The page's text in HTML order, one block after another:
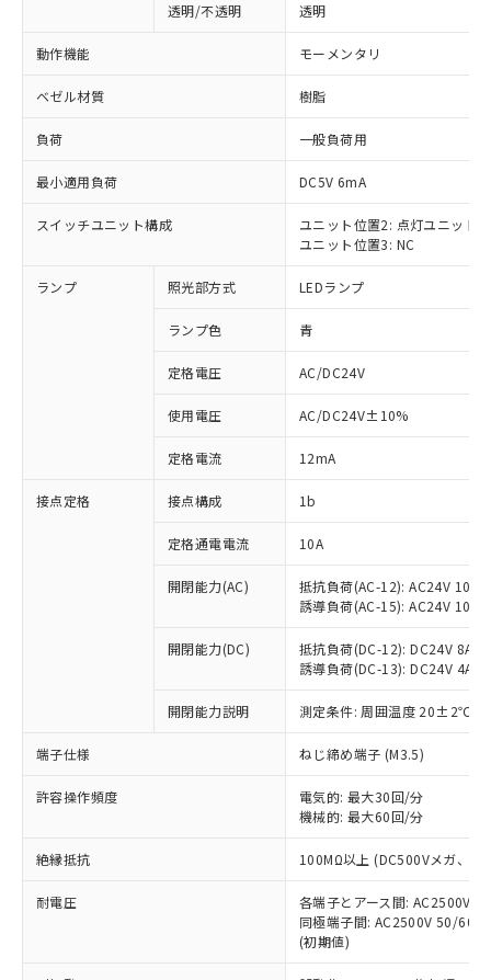
透明/不透明 透明
動作機能 モーメンタリ
ベゼル材質 樹脂
負荷 一般負荷用
最小適用負荷 DC5V 6mA
スイッチユニット構成
ユニット位置2: 点灯ユニット
ユニット位置3: NC
ランプ 照光部方式 LEDランプ
ランプ色 青
定格電圧 AC/DC24V
使用電圧 AC/DC24V±10%
定格電流 12mA
接点定格 接点構成 1b
定格通電電流 10A
開閉能力(AC)
抵抗負荷(AC-12): AC24V 10A/
誘導負荷(AC-15): AC24V
開閉能力(DC)
抵抗負荷(DC-12): DC24V 8A/
誘導負荷(DC-13): DC24V 4A/
開閉能力説明 測定条件: 周囲温度 20±2℃、
端子仕様 ねじ締め端子 (M3.5)
許容操作頻度
電気的: 最大30回/分
機械的: 最大60回/分
絶縁抵抗 100MΩ以上 (DC500Vメガ、点
耐電圧
各端子とアース間: AC2500V
同極端子間: AC2500V 50/
(初期値)
ご利用条件
以下の条件をお読みいただき、同意のうえ
ご利用ください。
本サービスは、当社制御機器事業取扱
商品の当社在庫状況および標準価格
(税抜)を提供させていただくもので
当社制御機器事業取扱商品の中には、
本サービスの対象外となる商品もある
ことをご了承ください。
在庫状況および標準価格照会結果は、
記載している更新日時点での社内デー
タに基づき作成されるものであり、閲
覧された時点での実際の在庫および標
準価格とは異なる場合があることをご
※1 対応状況
対応済み：EU RoHS指令（10物質）の
非含有に対応した製品が提供可能な商品で
対応予定：EU RoHS指令（10物質）の非含
有に対応した製品に切り替える予定のある
対応予定なし：EU RoHS指令（10物質）の
非含有に非対応の商品で、対応品を出す予
定はありません。
調査・確認中：EU RoHS指令（10物質）の
非含有の対応状況を調査中または確認中の
非該当品：ライセンス料など無形物で、有
害物質有無と関係のない商品です。
仕入先様の事情により、非含有部品として
いたものが、含有品と判明した場合などや
むを得ず変更することがあります。
鉛(Pb) 1000ppm以下、 水銀(Hg) 1000ppm以下、 カド
六価クロム(Cr(Ⅵ)) 1000ppm以下、ポリ臭化ビフェニル
類(PBB) 1000ppm以下、ポリ臭化ジフェニルエーテル類
(PBDE) 1000ppm以下、フタル酸ビス(2-エチルヘキシ
※1 中国RoHS○×表
「○」：最大均質材料含有率が中国RoHSの
基準値以下であることを示します。
「×」：最大均質材料含有率が中国RoHSの
基準値を超えていることを示します。
「－」：未確認です。当社販売部門へお問
い合わせください。
*中国RoHS10物質の基準値 (GB/T26572)：
Pb(鉛) :1000ppm、 Hg(水銀) : 1000ppm、 Cd(カドミウ
Cr(Ⅵ)(六価クロム) : 1000ppm、 PBBs(ポリ臭化ビフェ
当社は、これら貴社製品のうち、外国
為替および外国貿易法に定める商品
（以下｢規制貨物等」という）を輸出
国政府の輸出許可(または役務取引許
可)を取得するなどの必要な手続きを